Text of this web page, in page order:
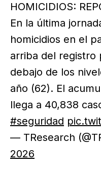
HOMICIDIOS:
En la última
homicidios en el
arriba del
debajo de los
año (62). El
llega a 40,838
#seguridad
— TResearch
2026